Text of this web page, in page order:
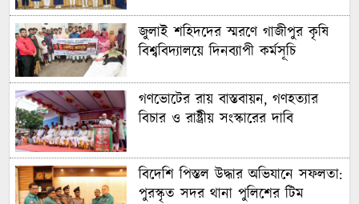
জুলাই শহিদদের স্মরণে গাজীপুর কৃষি
বিশ্ববিদ্যালয়ে দিনব্যাপী কর্মসূচি
গণভোটের রায় বাস্তবায়ন, গণহত্যার
বিচার ও রাষ্ট্রীয় সংস্কারের দাবি
বিদেশি পিস্তল উদ্ধার অভিযানে সফলতা:
পুরস্কৃত সদর থানা পুলিশের টিম